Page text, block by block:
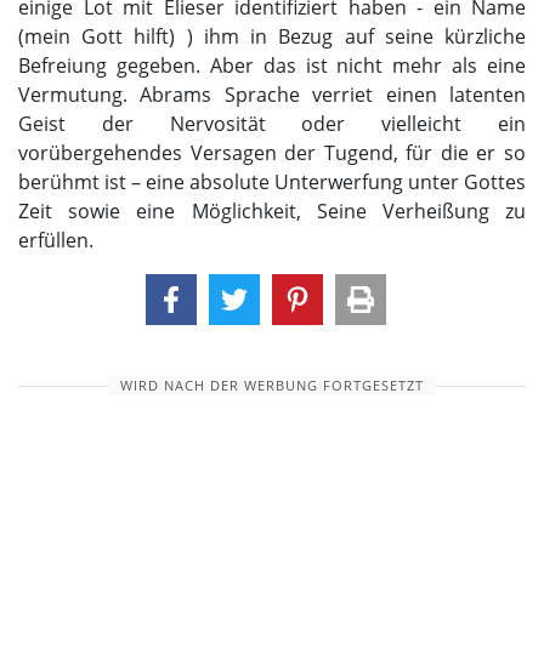
einige Lot mit Elieser identifiziert haben - ein Name
(mein Gott hilft) ) ihm in Bezug auf seine kürzliche
Befreiung gegeben. Aber das ist nicht mehr als eine
Vermutung. Abrams Sprache verriet einen latenten
Geist der Nervosität oder vielleicht ein
vorübergehendes Versagen der Tugend, für die er so
berühmt ist – eine absolute Unterwerfung unter Gottes
Zeit sowie eine Möglichkeit, Seine Verheißung zu
erfüllen.
WIRD NACH DER WERBUNG FORTGESETZT